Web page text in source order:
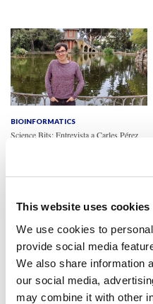
This website uses cookies
We use cookies to
provide social media
We also share information
our social media,
may combine it with other
BIOINFORMATICS
Science Bits: Entrevista a Carles Pérez
03/06/2021